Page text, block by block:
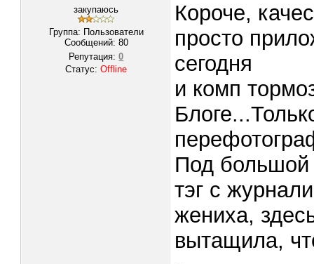
закупаюсь
Группа: Пользователи
Сообщений: 80
Репутация:0
Статус:Offline
Короче,
просто
сегодня
и комп
Под большой
тэг с
жениха,
вытащила,